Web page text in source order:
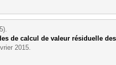
de calcul de valeur résiduelle
2015.